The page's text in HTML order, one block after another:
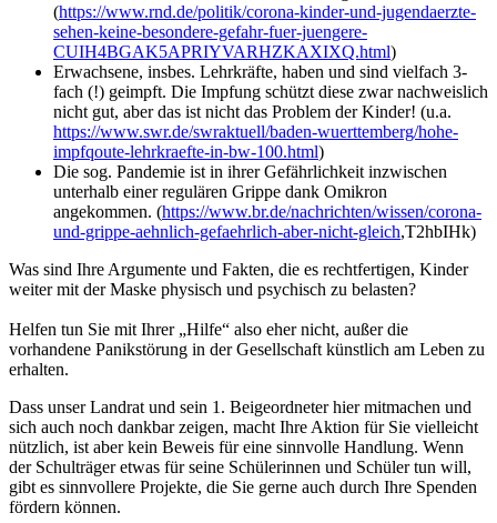
(https://www.rnd.de/politik/corona-kinder-und-jugendaerzte-
sehen-keine-besondere-gefahr-fuer-juengere-
CUIH4BGAK5APRIYVARHZKAXIXQ.html)
Erwachsene, insbes. Lehrkräfte, haben und sind vielfach 3-
fach (!) geimpft. Die Impfung schützt diese zwar nachweislich
nicht gut, aber das ist nicht das Problem der Kinder! (u.a.
https://www.swr.de/swraktuell/baden-wuerttemberg/hohe-
impfqoute-lehrkraefte-in-bw-100.html)
Die sog. Pandemie ist in ihrer Gefährlichkeit inzwischen
unterhalb einer regulären Grippe dank Omikron
angekommen. (https://www.br.de/nachrichten/wissen/corona-
und-grippe-aehnlich-gefaehrlich-aber-nicht-gleich,T2hbIHk)
Was sind Ihre Argumente und Fakten, die es rechtfertigen, Kinder
weiter mit der Maske physisch und psychisch zu belasten?
Helfen tun Sie mit Ihrer „Hilfe“ also eher nicht, außer die
vorhandene Panikstörung in der Gesellschaft künstlich am Leben zu
erhalten.
Dass unser Landrat und sein 1. Beigeordneter hier mitmachen und
sich auch noch dankbar zeigen, macht Ihre Aktion für Sie vielleicht
nützlich, ist aber kein Beweis für eine sinnvolle Handlung. Wenn
der Schulträger etwas für seine Schülerinnen und Schüler tun will,
gibt es sinnvollere Projekte, die Sie gerne auch durch Ihre Spenden
fördern können.